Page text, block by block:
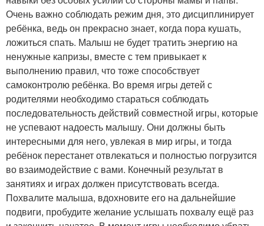
Очень важно соблюдать режим дня, это дисциплинирует
ребёнка, ведь он прекрасно знает, когда пора кушать,
ложиться спать. Малыш не будет тратить энергию на
ненужные капризы, вместе с тем привыкает к
выполнению правил, что тоже способствует
самоконтролю ребёнка. Во время игры детей с
родителями необходимо стараться соблюдать
последовательность действий совместной игры, которые
не успевают надоесть малышу. Они должны быть
интересными для него, увлекая в мир игры, и тогда
ребёнок перестанет отвлекаться и полностью погрузится
во взаимодействие с вами. Конечный результат в
занятиях и играх должен присутствовать всегда.
Похвалите малыша, вдохновите его на дальнейшие
подвиги, пробудите желание услышать похвалу ещё раз